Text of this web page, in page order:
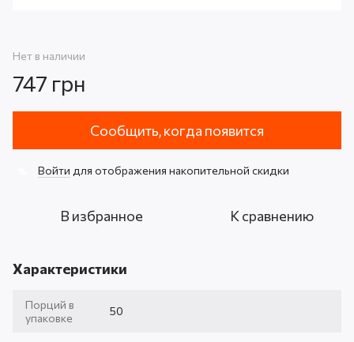
Нет в наличии
747 грн
Сообщить, когда появится
Войти для отображения накопительной скидки
В избранное К сравнению
Характеристики
Порций в
упаковке
50